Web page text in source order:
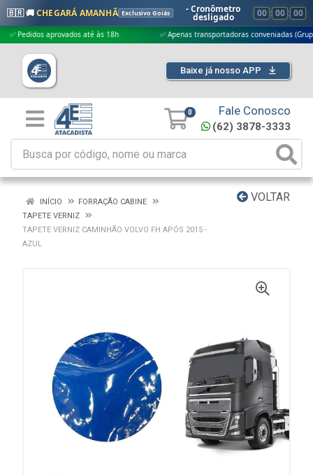
🇧🇷 🚚CHEGARÁ AMANHÃ Exclusivo Goiás - Cronômetro
desligado 00 : 00 : 00
aprovados até às 18h ✅ Apenas transportadoras conveniadas (Grupo G5)
Baixe já nosso APP
0 Fale Conosco
(62) 3878-3333
VOLTAR
INÍCIO
FORRAÇÃO CABINE
TAPETE VERNIZ
TAPETE VERNIZ CAMINHÃO VOLVO FH APÓS 2015 -
AZUL